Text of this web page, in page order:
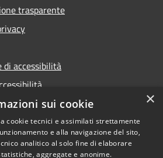
trasparente
di accessibilità
×
sui cookie
cookie tecnici e assimilati strettamente
e alla navigazione del sito,
analitico al solo fine di elaborare
aggregate e anonime.